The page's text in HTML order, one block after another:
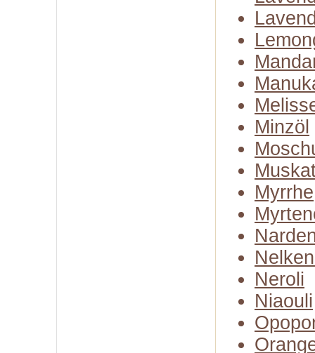
Minzöl
Myrrhe
Neroli
Niaouli